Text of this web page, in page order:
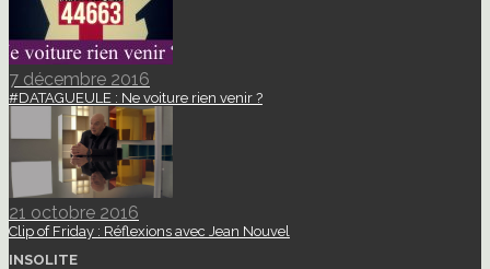
7 décembre 2016
#DATAGUEULE : Ne voiture rien venir ?
21 octobre 2016
Clip of Friday : Réflexions avec Jean Nouvel
INSOLITE